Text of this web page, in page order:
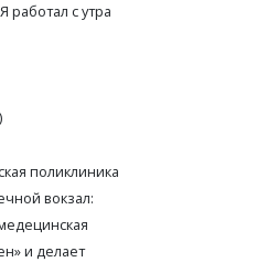
работал с утра
поликлиника
вокзал:
и делает